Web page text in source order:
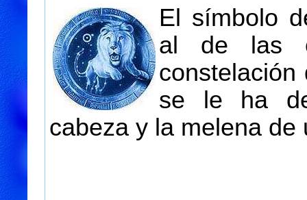
El símbolo
al de las
constelación
se le ha
cabeza y la melena de